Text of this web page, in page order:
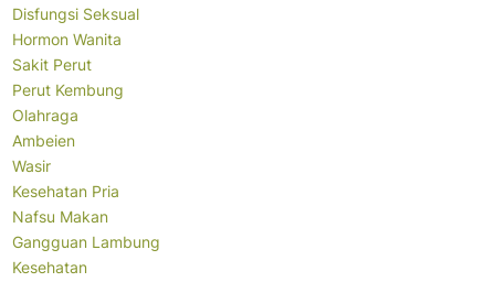
Disfungsi Seksual
Hormon Wanita
Sakit Perut
Perut Kembung
Olahraga
Ambeien
Wasir
Kesehatan Pria
Nafsu Makan
Gangguan Lambung
Kesehatan